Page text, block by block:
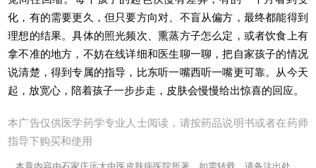
化，有的需要更久，但只要方向对、不盲从偏方，最终都能得到
理想的结果。具体的照光频次、熏蒸方子怎么定，或者饮食上有
拿不准的地方，不妨在线详细和医生聊一聊，把自家孩子的情况
说清楚，得到专属的指导，比东听一嘴西听一嘴更可靠。从今天
起，放宽心，陪着孩子一步步走，皮肤会慢慢给出惊喜的回应。
本广告仅供医学药学专业人士阅读，请按药品说明书或者在药师
指导下购买和使用